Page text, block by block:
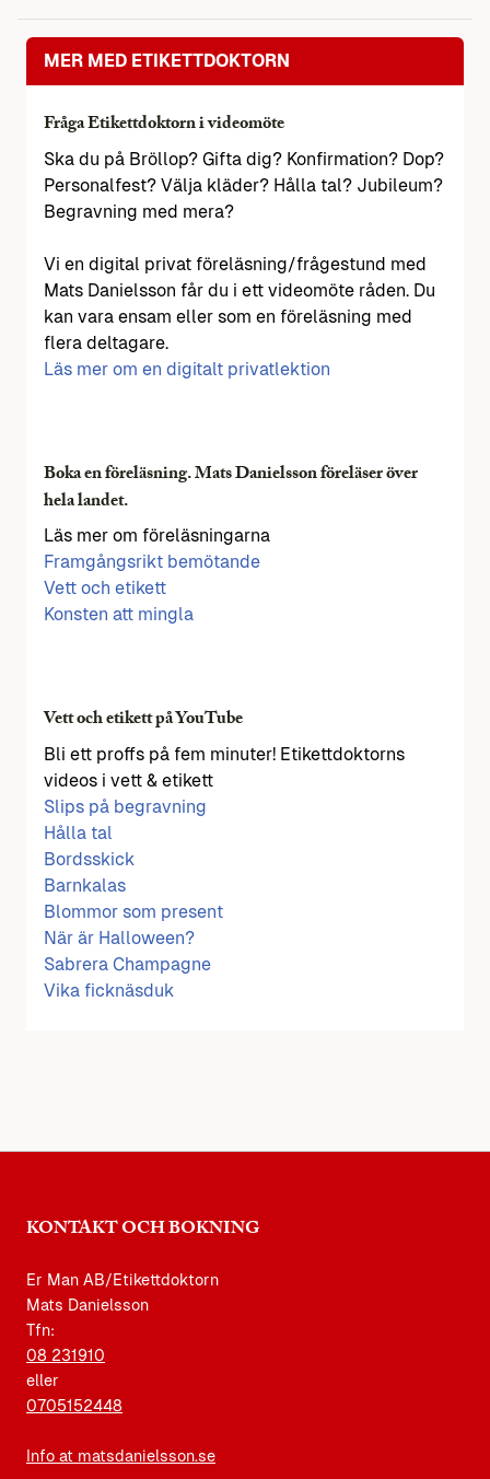
MER MED ETIKETTDOKTORN
Fråga Etikettdoktorn i videomöte
Ska du på Bröllop? Gifta dig? Konfirmation? Dop?
Personalfest? Välja kläder? Hålla tal? Jubileum?
Begravning med mera?
Vi en digital privat föreläsning/frågestund med
Mats Danielsson får du i ett videomöte råden. Du
kan vara ensam eller som en föreläsning med
flera deltagare.
Läs mer om en digitalt privatlektion
Boka en föreläsning. Mats Danielsson föreläser över
hela landet.
Läs mer om föreläsningarna
Framgångsrikt bemötande
Vett och etikett
Konsten att mingla
Vett och etikett på YouTube
Bli ett proffs på fem minuter! Etikettdoktorns
videos i vett & etikett
Slips på begravning
Hålla tal
Bordsskick
Barnkalas
Blommor som present
När är Halloween?
Sabrera Champagne
Vika ficknäsduk
KONTAKT OCH BOKNING
Er Man AB/Etikettdoktorn
Mats Danielsson
Tfn:
08 231910
eller
0705152448
Info at matsdanielsson.se